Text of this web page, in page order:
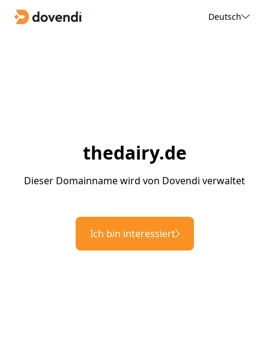
Deutsch
thedairy.de
Dieser Domainname wird von Dovendi verwaltet
Ich bin interessiert